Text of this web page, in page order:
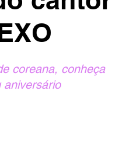
coreana, conheça